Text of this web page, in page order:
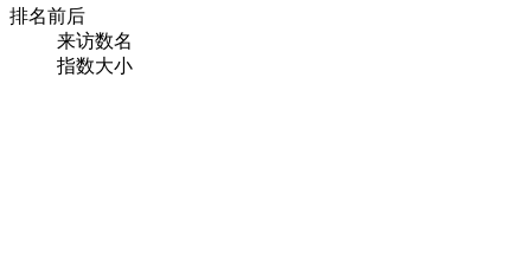
排名前后
来访数名
指数大小